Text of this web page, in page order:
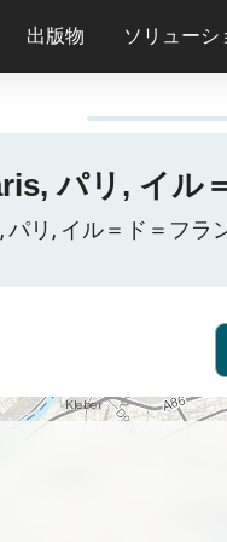
出版物 ソリューシ
パリ, イル
パリ, イル＝ド＝フラ